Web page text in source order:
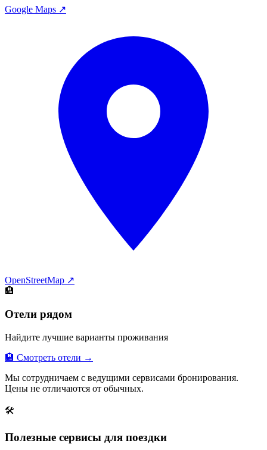
Google Maps ↗
OpenStreetMap ↗
🏨
Отели рядом
Найдите лучшие варианты проживания
🏨 Смотреть отели →
Мы сотрудничаем с ведущими сервисами бронирования.
Цены не отличаются от обычных.
🛠
Полезные сервисы для поездки